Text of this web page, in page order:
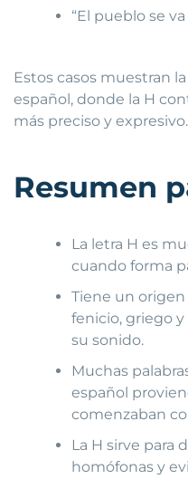
“El pueblo se
Estos casos muestran
español, donde la H
más preciso y expresivo.
Resumen
La letra H es
cuando forma
Tiene un
fenicio, griego
su sonido.
Muchas
español
comenzaban
La H sirve para
homófonas y